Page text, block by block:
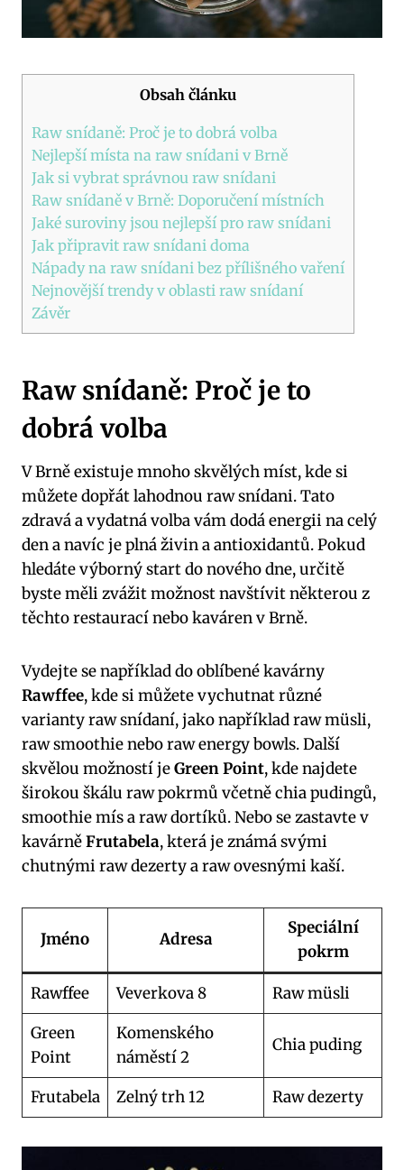
Obsah článku
Raw snídaně: Proč je to dobrá volba
Nejlepší místa na raw snídani v Brně
Jak si vybrat správnou raw snídani
Raw snídaně v Brně: Doporučení místních
Jaké suroviny jsou nejlepší pro raw snídani
Jak připravit raw snídani doma
Nápady na raw snídani bez přílišného vaření
Nejnovější trendy v oblasti raw snídaní
Závěr
Raw snídaně: Proč je to
dobrá volba
V Brně existuje mnoho skvělých míst, kde si
můžete dopřát lahodnou raw snídani. Tato
zdravá a vydatná volba vám dodá energii na celý
den a navíc je plná živin a antioxidantů. Pokud
hledáte výborný start do nového dne, určitě
byste měli zvážit možnost navštívit některou z
těchto restaurací nebo kaváren v Brně.
Vydejte se například do oblíbené kavárny
Rawffee, kde si můžete vychutnat různé
varianty raw snídaní, jako například raw müsli,
raw smoothie nebo raw energy bowls. Další
skvělou možností jeGreen Point, kde najdete
širokou škálu raw pokrmů včetně chia pudingů,
smoothie mís a raw dortíků. Nebo se zastavte v
kavárněFrutabela, která je známá svými
chutnými raw dezerty a raw ovesnými kaší.
Jméno Adresa
Speciální
pokrm
Rawffee Veverkova 8
Raw müsli
Green
Point
Komenského
náměstí 2
Chia puding
Frutabela Zelný trh 12 Raw dezerty